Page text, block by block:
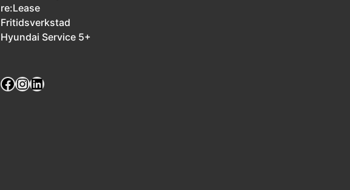
re:Lease
Fritidsverkstad
Hyundai Service 5+
Facebook
Instagram
LinkedIn